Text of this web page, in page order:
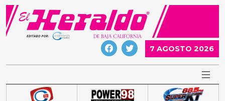
Skip
content
7 AGOSTO 2026